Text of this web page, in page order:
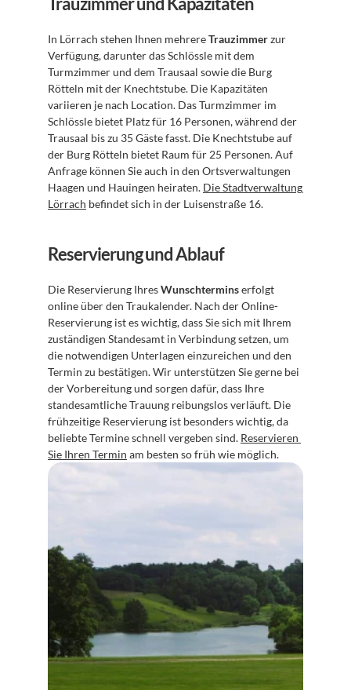
In Lörrach stehen Ihnen mehrere Trauzimmer zur
Verfügung, darunter das Schlössle mit dem
Turmzimmer und dem Trausaal sowie die Burg
Rötteln mit der Knechtstube. Die Kapazitäten
variieren je nach Location. Das Turmzimmer im
Schlössle bietet Platz für 16 Personen, während der
Trausaal bis zu 35 Gäste fasst. Die Knechtstube auf
der Burg Rötteln bietet Raum für 25 Personen. Auf
Anfrage können Sie auch in den Ortsverwaltungen
Haagen und Hauingen heiraten. Die Stadtverwaltung
Lörrach befindet sich in der Luisenstraße 16.
Reservierung und Ablauf
Die Reservierung Ihres Wunschtermins erfolgt
online über den Traukalender. Nach der Online-
Reservierung ist es wichtig, dass Sie sich mit Ihrem
zuständigen Standesamt in Verbindung setzen, um
die notwendigen Unterlagen einzureichen und den
Termin zu bestätigen. Wir unterstützen Sie gerne bei
der Vorbereitung und sorgen dafür, dass Ihre
standesamtliche Trauung reibungslos verläuft. Die
frühzeitige Reservierung ist besonders wichtig, da
beliebte Termine schnell vergeben sind. Reservieren
Sie Ihren Termin am besten so früh wie möglich.